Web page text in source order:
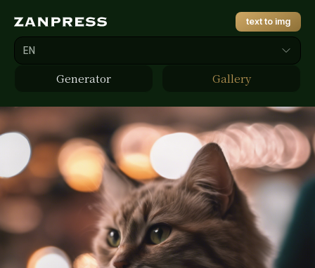
text to img
Generator Gallery
EN